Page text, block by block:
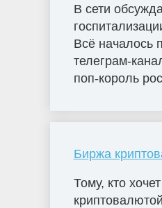
В сети
Всё началось
телеграм-
поп-король
Биржа
Тому, кто